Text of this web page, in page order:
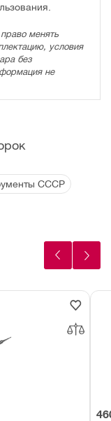
менять
условия
без
не
СССР